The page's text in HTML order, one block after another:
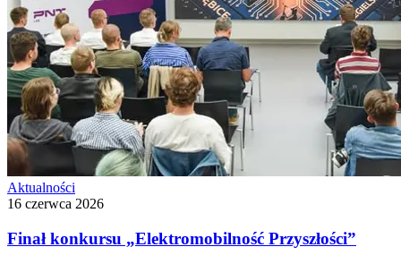
Aktualności
16 czerwca 2026
Finał konkursu „Elektromobilność Przyszłości”